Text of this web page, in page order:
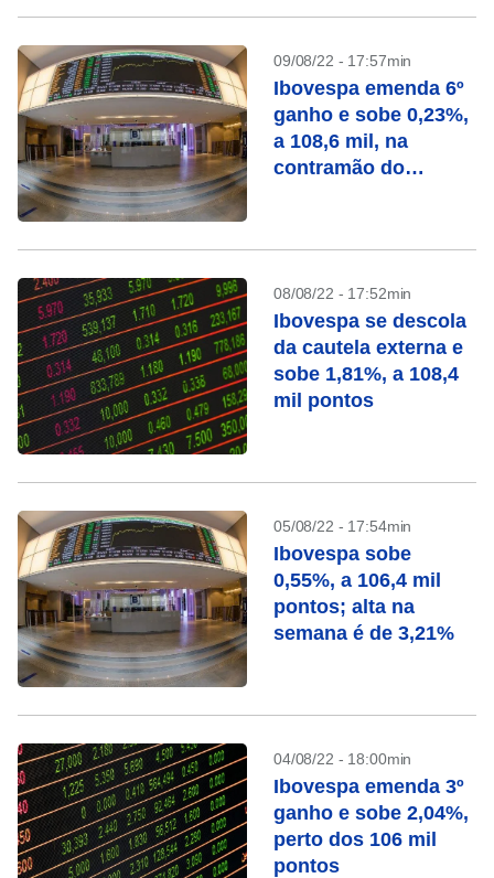
09/08/22 - 17:57min
Ibovespa emenda 6º
ganho e sobe 0,23%,
a 108,6 mil, na
contramão do
08/08/22 - 17:52min
Ibovespa se descola
da cautela externa e
sobe 1,81%, a 108,4
mil pontos
05/08/22 - 17:54min
Ibovespa sobe
0,55%, a 106,4 mil
pontos; alta na
semana é de 3,21%
04/08/22 - 18:00min
Ibovespa emenda 3º
ganho e sobe 2,04%,
perto dos 106 mil
pontos